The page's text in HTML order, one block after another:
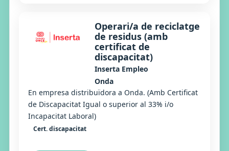
Operari/a de reciclatge
de residus (amb
certificat de
discapacitat)
Inserta Empleo
Onda
En empresa distribuïdora a Onda. (Amb Certificat
de Discapacitat Igual o superior al 33% i/o
Incapacitat Laboral)
Cert. discapacitat